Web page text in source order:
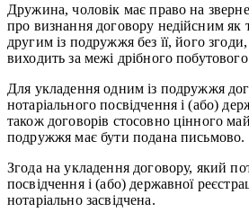
Дружина, чоловік має право на
про визнання договору недійсним як
другим із подружжя без її, його
виходить за межі дрібного
Для укладення одним із подружжя
нотаріального посвідчення і (або)
також договорів стосовно цінного
подружжя має бути подана письмово.
Згода на укладення договору, який
посвідчення і (або) державної
нотаріально засвідчена.